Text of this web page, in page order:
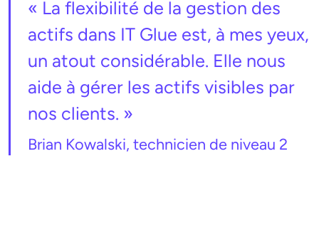
« La flexibilité de la gestion des
actifs dans IT Glue est, à mes yeux,
un atout considérable. Elle nous
aide à gérer les actifs visibles par
nos clients. »
Brian Kowalski, technicien de niveau 2